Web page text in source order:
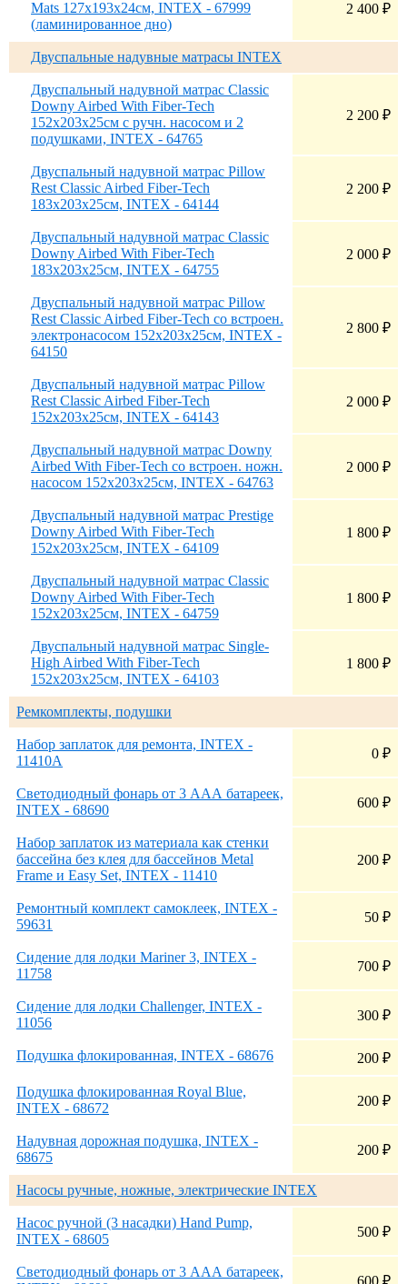
Mats 127х193х24см, INTEX - 67999
(ламинированное дно)
2 400 ₽
Двуспальные надувные матрасы INTEX
Двуспальный надувной матрас Classic
Downy Airbed With Fiber-Tech
152х203х25см с ручн. насосом и 2
подушками, INTEX - 64765
2 200 ₽
Двуспальный надувной матрас Pillow
Rest Classic Airbed Fiber-Tech
183х203х25см, INTEX - 64144
2 200 ₽
Двуспальный надувной матрас Classic
Downy Airbed With Fiber-Tech
183х203х25см, INTEX - 64755
2 000 ₽
Двуспальный надувной матрас Pillow
Rest Classic Airbed Fiber-Tech со встроен.
электронасосом 152х203х25см, INTEX -
64150
2 800 ₽
Двуспальный надувной матрас Pillow
Rest Classic Airbed Fiber-Tech
152х203х25см, INTEX - 64143
2 000 ₽
Двуспальный надувной матрас Downy
Airbed With Fiber-Tech со встроен. ножн.
насосом 152х203х25см, INTEX - 64763
2 000 ₽
Двуспальный надувной матрас Prestige
Downy Airbed With Fiber-Tech
152х203х25см, INTEX - 64109
1 800 ₽
Двуспальный надувной матрас Classic
Downy Airbed With Fiber-Tech
152х203х25см, INTEX - 64759
1 800 ₽
Двуспальный надувной матрас Single-
High Airbed With Fiber-Tech
152х203х25см, INTEX - 64103
1 800 ₽
Ремкомплекты, подушки
Набор заплаток для ремонта, INTEX -
11410A
0 ₽
Светодиодный фонарь от 3 ААА батареек,
INTEX - 68690
600 ₽
Набор заплаток из материала как стенки
бассейна без клея для бассейнов Metal
Frame и Easy Set, INTEX - 11410
200 ₽
Ремонтный комплект самоклеек, INTEX -
59631
50 ₽
Сидение для лодки Mariner 3, INTEX -
11758
700 ₽
Сидение для лодки Challenger, INTEX -
11056
300 ₽
Подушка флокированная, INTEX - 68676 200 ₽
Подушка флокированная Royal Blue,
INTEX - 68672
200 ₽
Надувная дорожная подушка, INTEX -
68675
200 ₽
Насосы ручные, ножные, электрические INTEX
Насос ручной (3 насадки) Hand Pump,
INTEX - 68605
500 ₽
Светодиодный фонарь от 3 ААА батареек,